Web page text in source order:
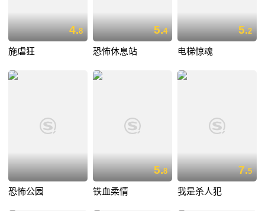
4.8
施虐狂
5.4
恐怖休息站
5.2
电梯惊魂
恐怖公园
5.8
铁血柔情
7.5
我是杀人犯